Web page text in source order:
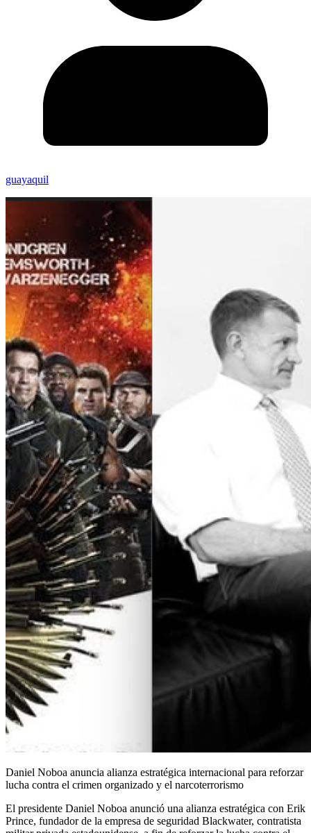
guayaquil
Daniel Noboa anuncia alianza estratégica internacional para reforzar
lucha contra el crimen organizado y el narcoterrorismo
El presidente Daniel Noboa anunció una alianza estratégica con Erik
Prince, fundador de la empresa de seguridad Blackwater, contratista